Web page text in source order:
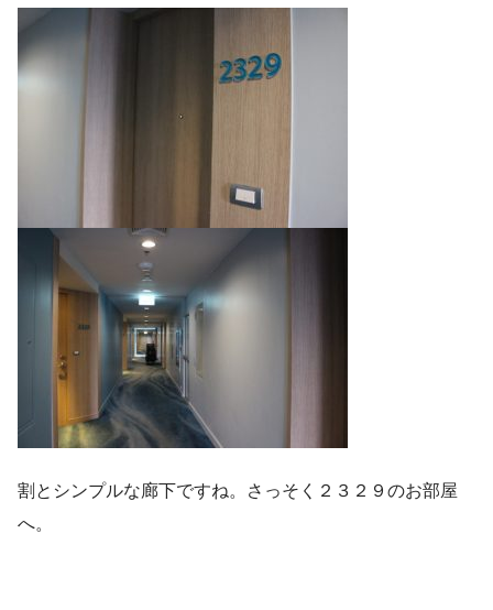
割とシンプルな廊下ですね。さっそく２３２９のお部屋
へ。